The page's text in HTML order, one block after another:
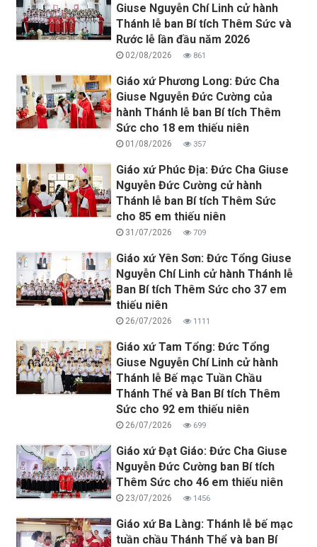
Giuse Nguyễn Chí Linh cử hành
Thánh lễ ban Bí tích Thêm Sức và
Rước lễ lần đầu năm 2026
02/08/2026 861
Giáo xứ Phương Long: Đức Cha
Giuse Nguyễn Đức Cường của
hành Thánh lễ ban Bí tích Thêm
Sức cho 18 em thiếu niên
01/08/2026 357
Giáo xứ Phúc Địa: Đức Cha Giuse
Nguyễn Đức Cường cử hành
Thánh lễ ban Bí tích Thêm Sức
cho 85 em thiếu niên
31/07/2026 709
Giáo xứ Yên Sơn: Đức Tổng Giuse
Nguyễn Chí Linh cử hành Thánh lễ
Ban Bí tích Thêm Sức cho 37 em
thiếu niên
26/07/2026 1111
Giáo xứ Tam Tổng: Đức Tổng
Giuse Nguyễn Chí Linh cử hành
Thánh lễ Bế mạc Tuần Chầu
Thánh Thể và Ban Bí tích Thêm
Sức cho 92 em thiếu niên
26/07/2026 699
Giáo xứ Đạt Giáo: Đức Cha Giuse
Nguyễn Đức Cường ban Bí tích
Thêm Sức cho 46 em thiếu niên
23/07/2026 1456
Giáo xứ Ba Làng: Thánh lễ bế mạc
tuần chầu Thánh Thể và ban Bí